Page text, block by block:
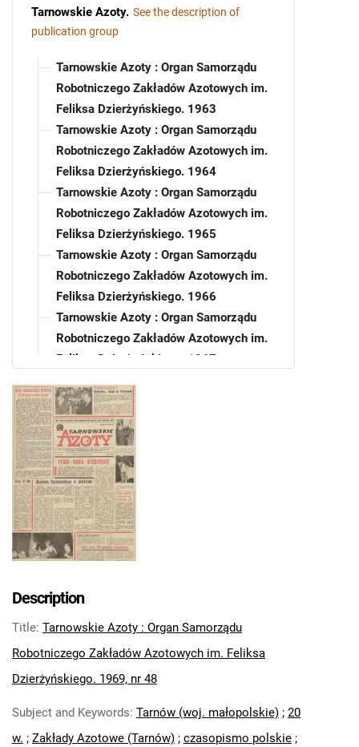
Tarnowskie Azoty. See the description of
publication group
Tarnowskie Azoty : Organ Samorządu
Robotniczego Zakładów Azotowych im.
Feliksa Dzierżyńskiego. 1963
Tarnowskie Azoty : Organ Samorządu
Robotniczego Zakładów Azotowych im.
Feliksa Dzierżyńskiego. 1964
Tarnowskie Azoty : Organ Samorządu
Robotniczego Zakładów Azotowych im.
Feliksa Dzierżyńskiego. 1965
Tarnowskie Azoty : Organ Samorządu
Robotniczego Zakładów Azotowych im.
Feliksa Dzierżyńskiego. 1966
Tarnowskie Azoty : Organ Samorządu
Robotniczego Zakładów Azotowych im.
Feliksa Dzierżyńskiego. 1967
Robotniczego Zakładów Azotowych im.
Feliksa Dzierżyńskiego. 1968
Tarnowskie Azoty : Organ Samorządu
Robotniczego Zakładów Azotowych im.
Feliksa Dzierżyńskiego. 1969
Tarnowskie Azoty : Organ Samorządu
Robotniczego Zakładów Azotowych im.
Feliksa Dzierżyńskiego. 1969, nr 1
Tarnowskie Azoty : Organ Samorządu
Robotniczego Zakładów Azotowych im.
Feliksa Dzierżyńskiego. 1969, nr 3-4
Robotniczego Zakładów Azotowych im.
Feliksa Dzierżyńskiego. 1969, nr 5
Description
Title: Tarnowskie Azoty : Organ Samorządu
Robotniczego Zakładów Azotowych im. Feliksa
Dzierżyńskiego. 1969, nr 48
Subject and Keywords: Tarnów (woj. małopolskie) ; 20
w. ; Zakłady Azotowe (Tarnów) ; czasopismo polskie ;